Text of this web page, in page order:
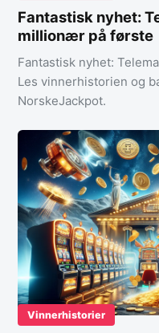
Fantastisk nyhet:
millionær på første
Fantastisk nyhet:
Les vinnerhistorien og
NorskeJackpot.
Vinnerhistorier